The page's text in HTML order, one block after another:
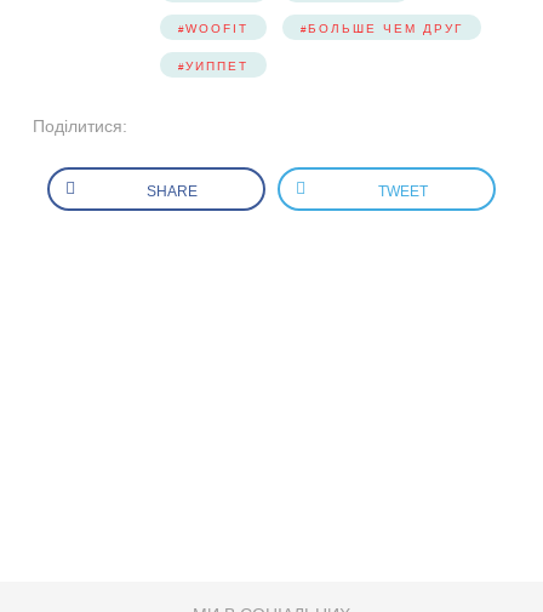
WOOFIT БОЛЬШЕ ЧЕМ ДРУГ
УИППЕТ
Поділитися:
SHARE TWEET